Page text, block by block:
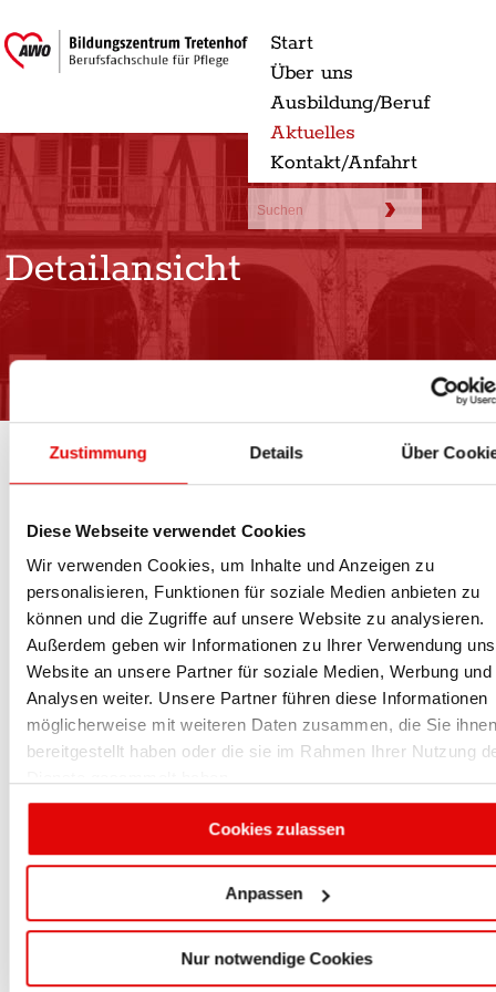
Zustimmung Details Über
Diese Webseite verwendet Cookies
Wir verwenden Cookies, um Inhalte und Anzeigen zu
personalisieren, Funktionen für soziale Medien anbieten zu
können und die Zugriffe auf unsere Website zu analysieren.
Außerdem geben wir Informationen zu Ihrer Verwendung
Website an unsere Partner für soziale Medien, Werbung und
Analysen weiter. Unsere Partner führen diese Informationen
möglicherweise mit weiteren Daten zusammen, die Sie ihnen
bereitgestellt haben oder die sie im Rahmen Ihrer Nutzung
Cookies zulassen
Anpassen
Nur notwendige Cookies
Detailansicht
Start
Über uns
Ausbildung/Beruf
Aktuelles
Kontakt/Anfahrt
23.08.2022
Neues Schuljahr rückt näher!
Noch genießen wir die Sommerferien und die
das Schuljahresende mit den
Abschlußprüfungen und das neue
Ausbildungsjahr steht vor der Tür. Für
Interessierte bieten wir im Herbst wieder einige
Fortbildungsveranstaltungen im Bereich Pflege
an. Weiterführende Informationen finden Sie
hier...